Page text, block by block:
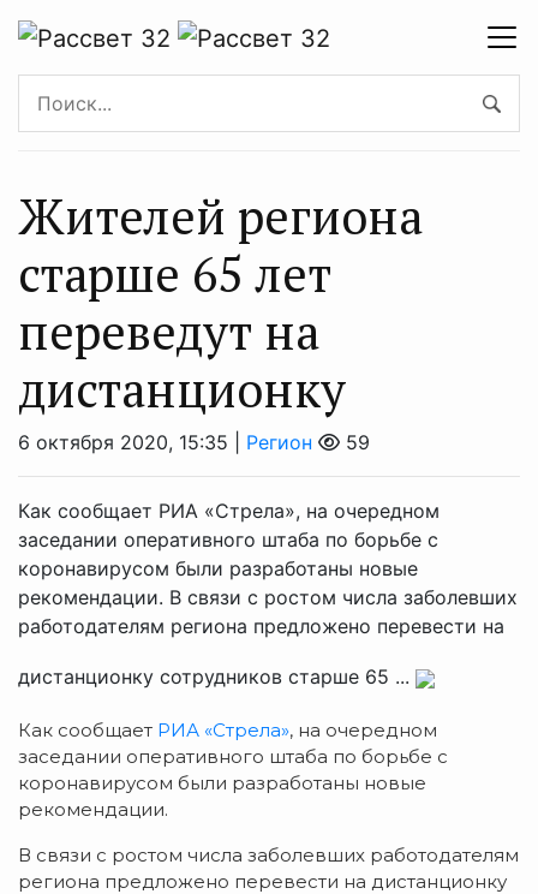
Жителей региона
старше 65 лет
переведут на
дистанционку
6 октября 2020, 15:35 | Регион 59
Как сообщает РИА «Стрела», на очередном
заседании оперативного штаба по борьбе с
коронавирусом были разработаны новые
рекомендации. В связи с ростом числа заболевших
работодателям региона предложено перевести на
дистанционку сотрудников старше 65 ...
Как сообщает РИА «Стрела», на очередном
заседании оперативного штаба по борьбе с
коронавирусом были разработаны новые
рекомендации.
В связи с ростом числа заболевших работодателям
региона предложено перевести на дистанционку